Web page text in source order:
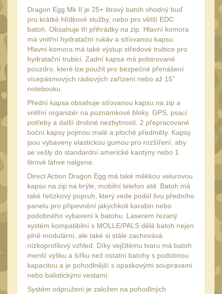
1" Picatinny 45
1" Dovetail
30mm Picatinny47
30mm Dovetail 14
34mm31
Montáže pre kolimátory
Ostatní
Montáže na hlaveň
Montáže pro svítilny18
Předpažbí
Pre AK 11
Pre M4/AR1529
Ostatní 14
Pažby
Raily, lišty, krytky 66
Přední rukojeti50
Dragon Egg Mk II je 25+ litrový batoh vhodný buď
pro krátké hlídkové služby, nebo pro větší EDC
batoh. Obsahuje tři přihrádky na zip. Hlavní komora
má vnitřní hydratační rukáv a síťovanou kapsu.
Hlavní komora má také výstup středové trubice pro
hydratační trubici. Zadní kapsa má polstrované
pouzdro, které lze použít pro bezpečné přenášení
vícepásmových rádiových zařízení nebo až 15”
notebooku.
Přední kapsa obsahuje síťovanou kapsu na zip a
vnitřní organizér na poznámkové bloky, GPS, psací
potřeby a další drobné nezbytnosti. 2 přepracované
boční kapsy pojmou malé a ploché předměty. Kapsy
jsou vybaveny elastickou gumou pro rozšíření, aby
se vešly do standardní americké kantýny nebo 1
litrové láhve nalgene.
Direct Action Dragon Egg má také měkkou velurovou
kapsu na zip na brýle, mobilní telefon atd. Batoh má
také řetízkový popruh, který vede podél švu předního
panelu pro připevnění jakýchkoli karabin nebo
podobného vybavení k batohu. Laserem řezaný
systém kompatibilní s MOLLE/PALS dělá batoh nejen
plně modulární, ale také si stále zachovává
nízkoprofilový vzhled. Díky vejčitému tvaru má batoh
menší výšku a šířku než ostatní batohy s podobnou
kapacitou a je pohodlnější s opaskovými soupravami
nebo balistickými vestami.
Systém odpružení je založen na pohodlných